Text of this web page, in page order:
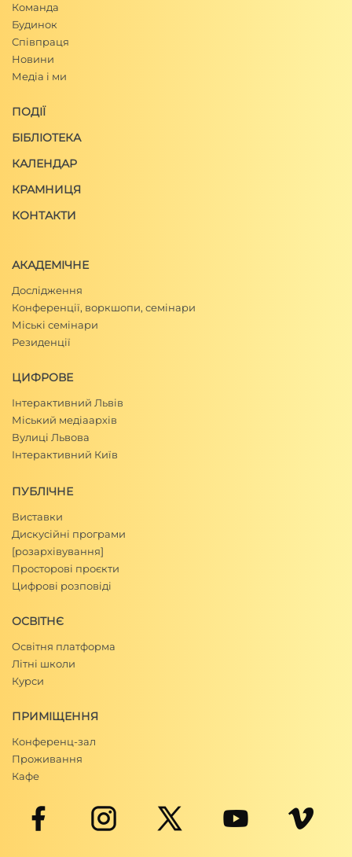
Команда
Будинок
Співпраця
Новини
Медіа і ми
ПОДІЇ
БІБЛІОТЕКА
КАЛЕНДАР
КРАМНИЦЯ
КОНТАКТИ
АКАДЕМІЧНЕ
Дослідження
Конференції, воркшопи, семінари
Міські семінари
Резиденції
ЦИФРОВЕ
Інтерактивний Львів
Міський медіаархів
Вулиці Львова
Інтерактивний Київ
ПУБЛІЧНЕ
Виставки
Дискусійні програми
[розархівування]
Просторові проєкти
Цифрові розповіді
ОСВІТНЄ
Освітня платформа
Літні школи
Курси
ПРИМІЩЕННЯ
Конференц-зал
Проживання
Кафе